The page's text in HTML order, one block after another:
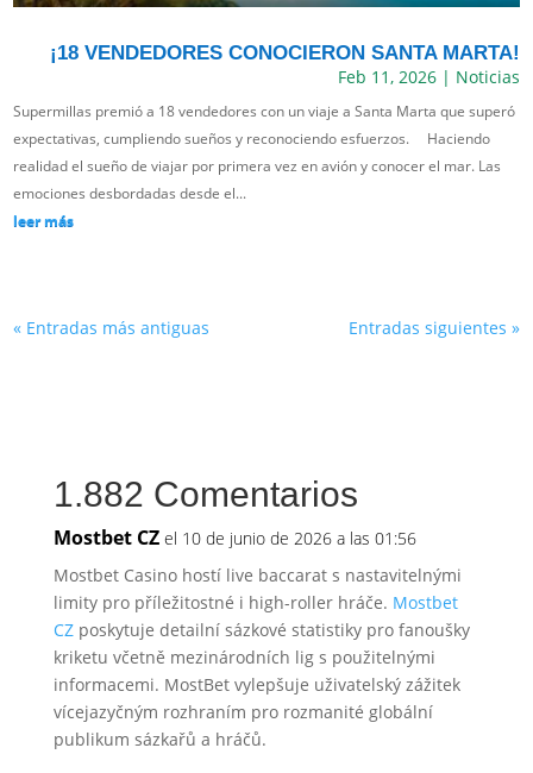
¡18 VENDEDORES CONOCIERON SANTA MARTA!
Feb 11, 2026| Noticias
Supermillas premió a 18 vendedores con un viaje a Santa Marta que superó
expectativas, cumpliendo sueños y reconociendo esfuerzos. Haciendo
realidad el sueño de viajar por primera vez en avión y conocer el mar. Las
emociones desbordadas desde el...
leer más
« Entradas más antiguas Entradas siguientes »
1.882 Comentarios
Mostbet CZ el 10 de junio de 2026 a las 01:56
Mostbet Casino hostí live baccarat s nastavitelnými
limity pro příležitostné i high-roller hráče. Mostbet
CZposkytuje detailní sázkové statistiky pro fanoušky
kriketu včetně mezinárodních lig s použitelnými
informacemi. MostBet vylepšuje uživatelský zážitek
vícejazyčným rozhraním pro rozmanité globální
publikum sázkařů a hráčů.